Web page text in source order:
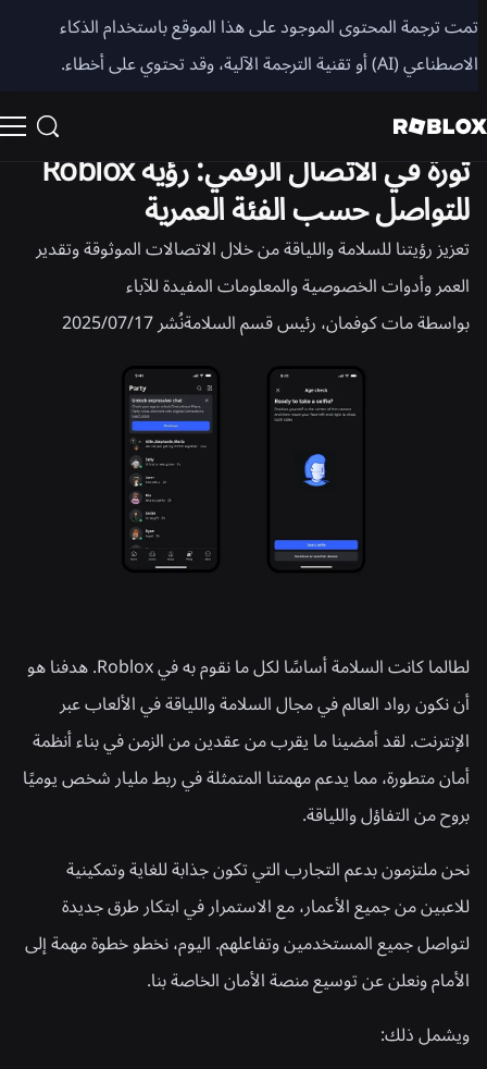
تمت ترجمة المحتوى الموجود على هذا الموقع باستخدام الذكاء
الاصطناعي (AI) أو تقنية الترجمة الآلية، وقد تحتوي على أخطاء.
مشاركة
ثورة في الاتصال الرقمي: رؤية Roblox
للتواصل حسب الفئة العمرية
تعزيز رؤيتنا للسلامة واللياقة من خلال الاتصالات الموثوقة وتقدير
العمر وأدوات الخصوصية والمعلومات المفيدة للآباء
بواسطةمات كوفمان، رئيس قسم السلامةنُشر17‏/07‏/2025
لطالما كانت السلامة أساسًا لكل ما نقوم به في Roblox. هدفنا هو
أن نكون رواد العالم في مجال السلامة واللياقة في الألعاب عبر
الإنترنت. لقد أمضينا ما يقرب من عقدين من الزمن في بناء أنظمة
أمان متطورة، مما يدعم مهمتنا المتمثلة في ربط مليار شخص يوميًا
بروح من التفاؤل واللياقة.
نحن ملتزمون بدعم التجارب التي تكون جذابة للغاية وتمكينية
للاعبين من جميع الأعمار، مع الاستمرار في ابتكار طرق جديدة
لتواصل جميع المستخدمين وتفاعلهم. اليوم، نخطو خطوة مهمة إلى
الأمام ونعلن عن توسيع منصة الأمان الخاصة بنا.
ويشمل ذلك: